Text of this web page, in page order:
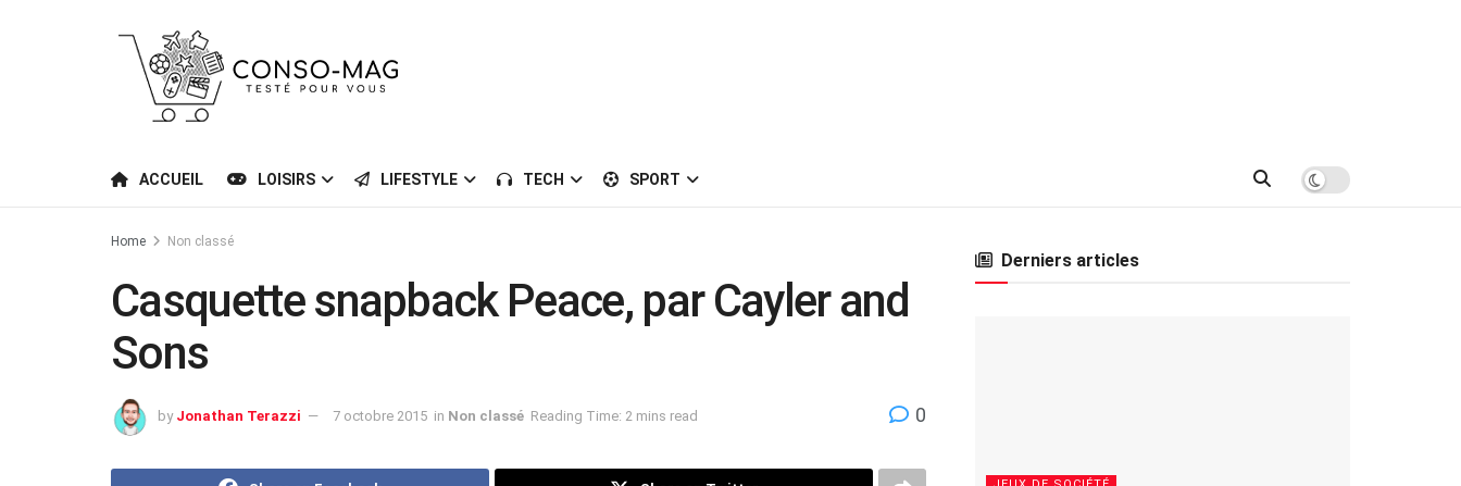
ACCUEIL LOISIRS LIFESTYLE TECH SPORT
Home Non classé
Casquette snapback Peace, par Cayler and
Sons
by Jonathan Terazzi 7 octobre 2015 in Non classé Reading Time: 2 mins read 0
Derniers articles